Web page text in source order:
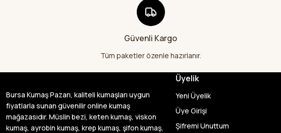
Güvenli Kargo
Tüm paketler özenle hazırlanır.
Bursa Kumaş Pazarı, kaliteli kumaşları uygun
fiyatlarla sunan güvenilir online kumaş
mağazasıdır. Müslin bezi, keten kumaş, viskon
kumaş, ayrobin kumaş, krep kumaş, şifon kumaş,
Üyelik
Yeni Üyelik
Üye Girişi
Şifremi Unuttum